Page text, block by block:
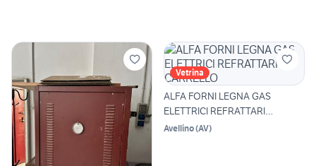
Vetrina
ALFA FORNI LEGNA GAS
ELETTRICI REFRATTARI
CARRELLO
Avellino(AV)